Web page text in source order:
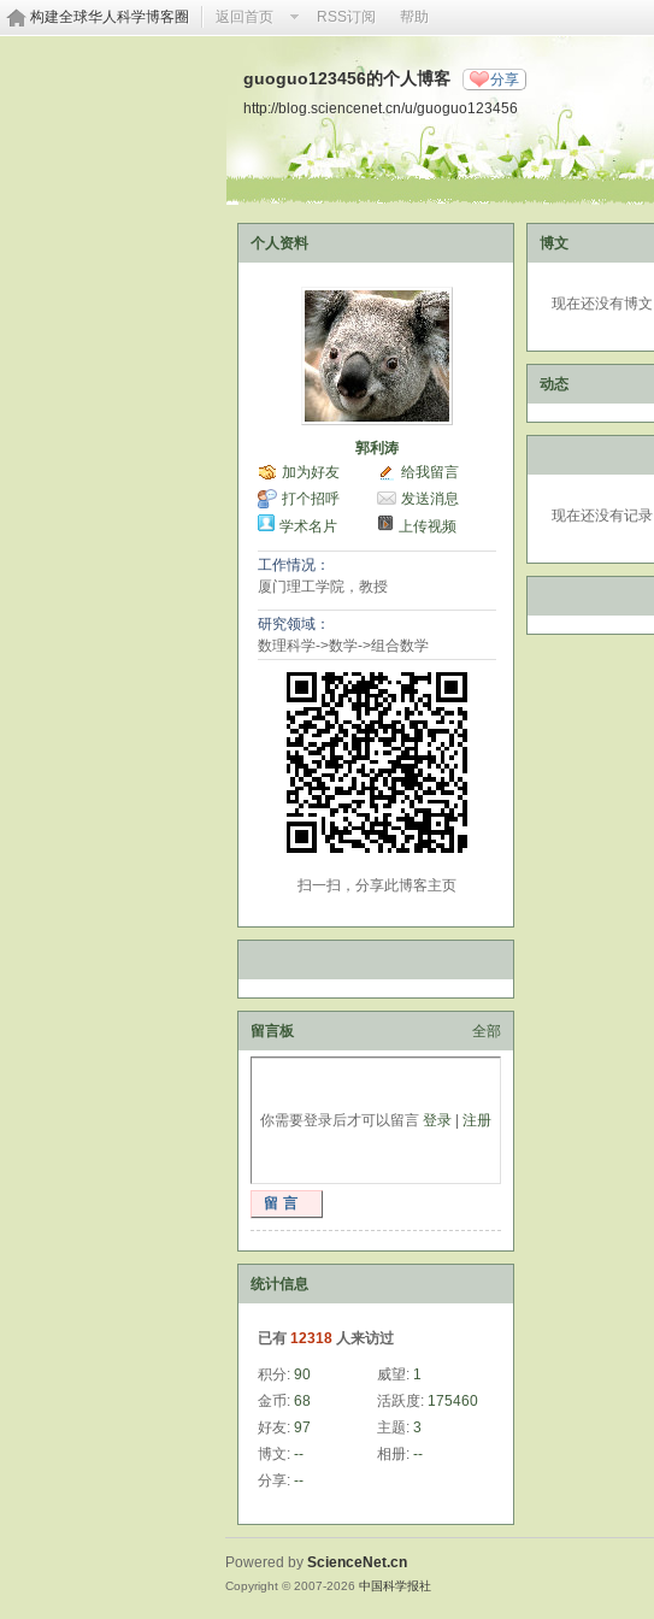
构建全球华人科学博客圈 返回首页 RSS订阅 帮助
guoguo123456的个人博客 分享
http://blog.sciencenet.cn/u/guoguo123456
个人资料
郭利涛
加为好友
给我留言
打个招呼
发送消息
学术名片
上传视频
工作情况：
厦门理工学院，教授
研究领域：
数理科学->数学->组合数学
扫一扫，分享此博客主页
留言板 全部
你需要登录后才可以留言 登录 注册
留言
统计信息
已有 12318 人来访过
积分: 90 威望: 1
金币: 68 活跃度: 175460
好友: 97 主题: 3
博文: -- 相册: --
分享: --
博文
现在还没有博文
动态
现在还没有记录
Powered by ScienceNet.cn
Copyright © 2007-2026 中国科学报社